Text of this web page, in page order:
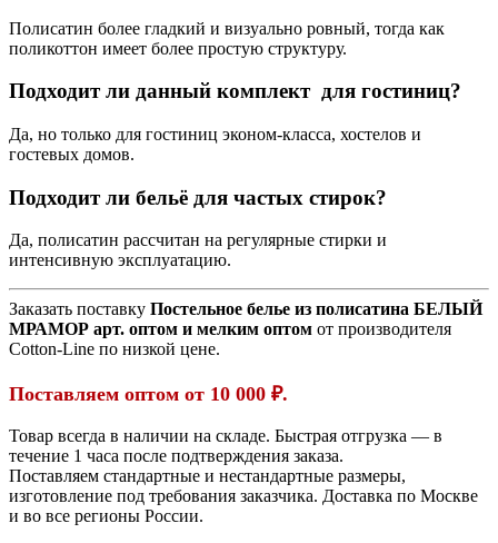
Полисатин более гладкий и визуально ровный, тогда как
поликоттон имеет более простую структуру.
Подходит ли данный комплект для гостиниц?
Да, но только для гостиниц эконом-класса, хостелов и
гостевых домов.
Подходит ли бельё для частых стирок?
Да, полисатин рассчитан на регулярные стирки и
интенсивную эксплуатацию.
Заказать поставку Постельное белье из полисатина БЕЛЫЙ
МРАМОР арт. оптом и мелким оптом от производителя
Cotton-Line по низкой цене.
Поставляем оптом от 10 000 ₽.
Товар всегда в наличии на складе. Быстрая отгрузка — в
течение 1 часа после подтверждения заказа.
Поставляем стандартные и нестандартные размеры,
изготовление под требования заказчика. Доставка по Москве
и во все регионы России.